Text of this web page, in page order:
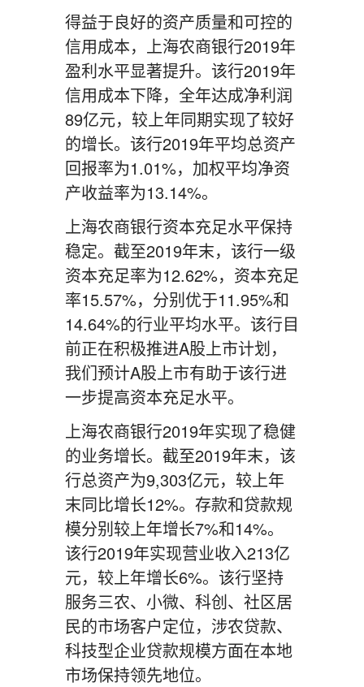
得益于良好的资产质量和可控的
信用成本，上海农商银行2019年
盈利水平显著提升。该行2019年
信用成本下降，全年达成净利润
89亿元，较上年同期实现了较好
的增长。该行2019年平均总资产
回报率为1.01%，加权平均净资
产收益率为13.14%。
上海农商银行资本充足水平保持
稳定。截至2019年末，该行一级
资本充足率为12.62%，资本充足
率15.57%，分别优于11.95%和
14.64%的行业平均水平。该行目
前正在积极推进A股上市计划，
我们预计A股上市有助于该行进
一步提高资本充足水平。
上海农商银行2019年实现了稳健
的业务增长。截至2019年末，该
行总资产为9,303亿元，较上年
末同比增长12%。存款和贷款规
模分别较上年增长7%和14%。
该行2019年实现营业收入213亿
元，较上年增长6%。该行坚持
服务三农、小微、科创、社区居
民的市场客户定位，涉农贷款、
科技型企业贷款规模方面在本地
市场保持领先地位。